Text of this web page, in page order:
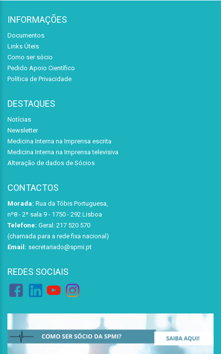
INFORMAÇÕES
Documentos
Links Úteis
Como ser sócio
Pedido Apoio Científico
Política de Privacidade
DESTAQUES
Notícias
Newsletter
Medicina Interna na Imprensa escrita
Medicina Interna na Imprensa televisiva
Alteração de dados de Sócios
CONTACTOS
Morada: Rua da Tóbis Portuguesa,
nº8 - 2º sala 9 - 1750 - 292 Lisboa
Telefone: Geral: 217 520 570
(chamada para a rede fixa nacional)
Email: secretariado@spmi.pt
REDES SOCIAIS